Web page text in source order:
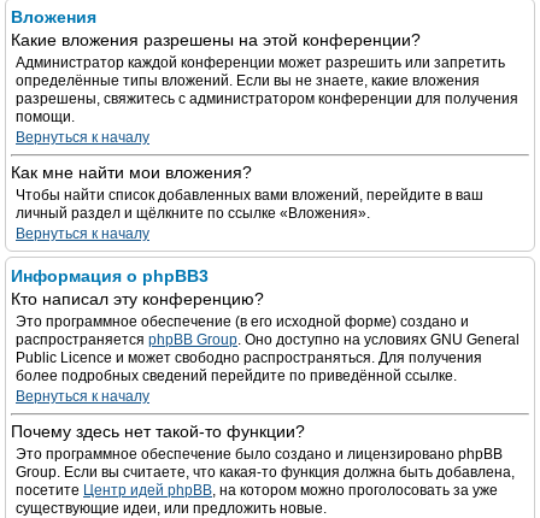
Вложения
Какие вложения разрешены на этой конференции?
Администратор каждой конференции может разрешить или запретить
определённые типы вложений. Если вы не знаете, какие вложения
разрешены, свяжитесь с администратором конференции для получения
помощи.
Вернуться к началу
Как мне найти мои вложения?
Чтобы найти список добавленных вами вложений, перейдите в ваш
личный раздел и щёлкните по ссылке «Вложения».
Вернуться к началу
Информация о phpBB3
Кто написал эту конференцию?
Это программное обеспечение (в его исходной форме) создано и
распространяется phpBB Group. Оно доступно на условиях GNU General
Public Licence и может свободно распространяться. Для получения
более подробных сведений перейдите по приведённой ссылке.
Вернуться к началу
Почему здесь нет такой-то функции?
Это программное обеспечение было создано и лицензировано phpBB
Group. Если вы считаете, что какая-то функция должна быть добавлена,
посетите Центр идей phpBB, на котором можно проголосовать за уже
существующие идеи, или предложить новые.